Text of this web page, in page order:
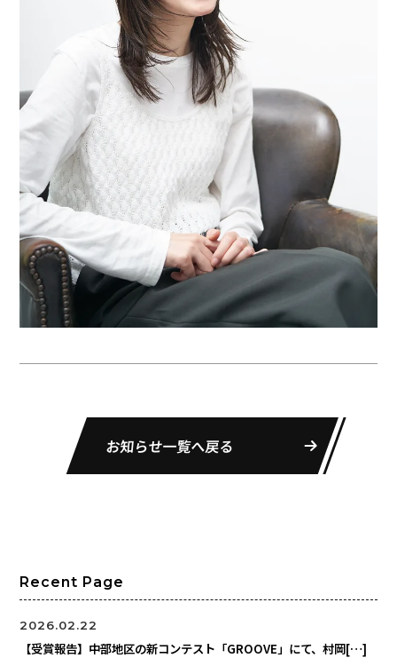
お知らせ一覧へ戻る
Recent Page
2026.02.22
【受賞報告】中部地区の新コンテスト「GROOVE」にて、村岡[…]